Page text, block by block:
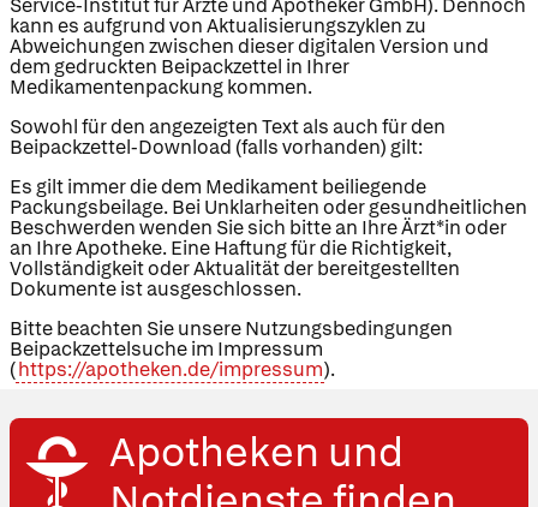
Service-Institut für Ärzte und Apotheker GmbH). Dennoch
kann es aufgrund von Aktualisierungszyklen zu
Abweichungen zwischen dieser digitalen Version und
dem gedruckten Beipackzettel in Ihrer
Medikamentenpackung kommen.
Sowohl für den angezeigten Text als auch für den
Beipackzettel-Download (falls vorhanden) gilt:
Es gilt immer die dem Medikament beiliegende
Packungsbeilage. Bei Unklarheiten oder gesundheitlichen
Beschwerden wenden Sie sich bitte an Ihre Ärzt*in oder
an Ihre Apotheke. Eine Haftung für die Richtigkeit,
Vollständigkeit oder Aktualität der bereitgestellten
Dokumente ist ausgeschlossen.
Bitte beachten Sie unsere Nutzungsbedingungen
Beipackzettelsuche im Impressum
(https://apotheken.de/impressum).
Apotheken in
Ihrer Nähe
Apotheken und